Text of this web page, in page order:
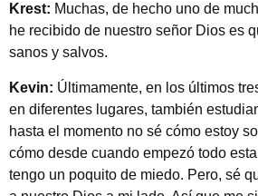
Krest: Muchas, de hecho uno de
he recibido de nuestro señor Dios es
sanos y salvos.
Kevin: Últimamente, en los últimos
en diferentes lugares, también
hasta el momento no sé cómo estoy
cómo desde cuando empezó todo
tengo un poquito de miedo. Pero, sé